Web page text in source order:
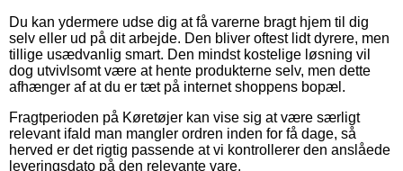
Du kan ydermere udse dig at få varerne bragt hjem til dig
selv eller ud på dit arbejde. Den bliver oftest lidt dyrere, men
tillige usædvanlig smart. Den mindst kostelige løsning vil
dog utvivlsomt være at hente produkterne selv, men dette
afhænger af at du er tæt på internet shoppens bopæl.
Fragtperioden på Køretøjer kan vise sig at være særligt
relevant ifald man mangler ordren inden for få dage, så
herved er det rigtig passende at vi kontrollerer den anslåede
leveringsdato på den relevante vare.